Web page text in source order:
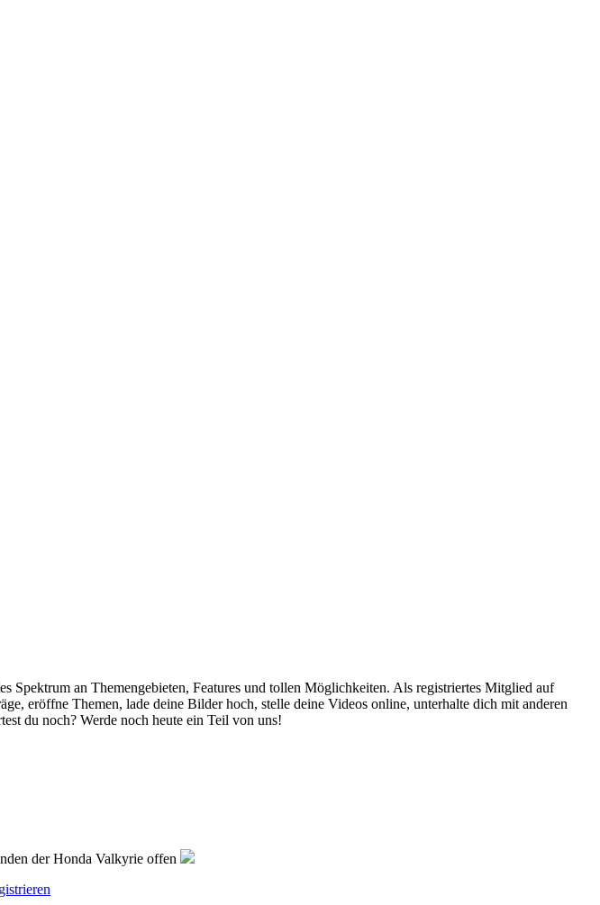
Spektrum an Themengebieten, Features und tollen Möglichkeiten. Als registriertes Mitglied auf
eröffne Themen, lade deine Bilder hoch, stelle deine Videos online, unterhalte dich mit anderen
du noch? Werde noch heute ein Teil von uns!
der Honda Valkyrie offen